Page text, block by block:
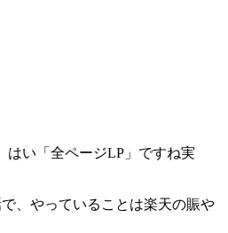
はい「全ページLP」ですね実
、やっていることは楽天の賑や